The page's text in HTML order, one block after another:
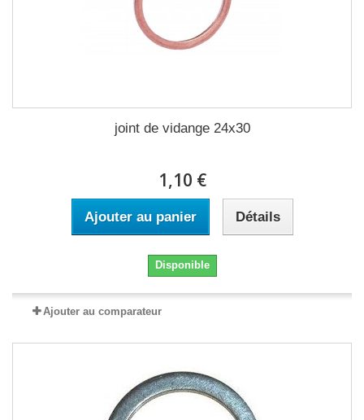
joint de vidange 24x30
1,10 €
Ajouter au panier Détails
Disponible
Ajouter au comparateur